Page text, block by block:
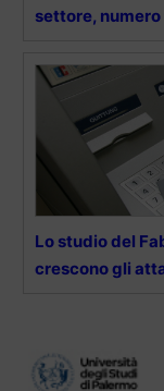
settore,
Lo studio del
crescono gli